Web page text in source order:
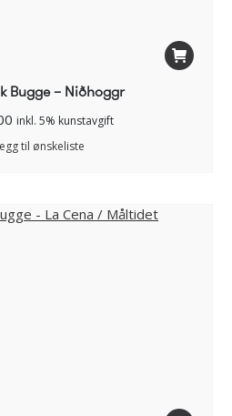
Bugge – Niðhoggr
inkl. 5% kunstavgift
til ønskeliste